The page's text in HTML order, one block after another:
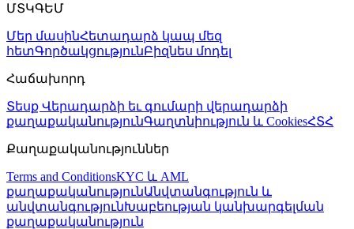
ՄՏԿԳԵՄ
Մեր մասինՀետադարձ կապ մեզ
հետԳործակցությունԲիզնես մոդել
Հաճախորդ
Տեսք Վերադարձի եւ գումարի վերադարձի
քաղաքականությունԳաղտնիություն և CookiesՀՏՀ
Քաղաքականություններ
Terms and ConditionsKYC և AML
քաղաքականությունԱնվտանգություն և
անվտանգությունԽաբեության կանխարգելման
քաղաքականություն